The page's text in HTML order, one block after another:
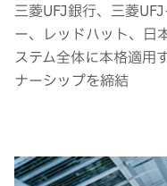
三菱UFJ銀行、三菱
ー、レッドハット、日
ステム全体に本格適用
ナーシップを締結